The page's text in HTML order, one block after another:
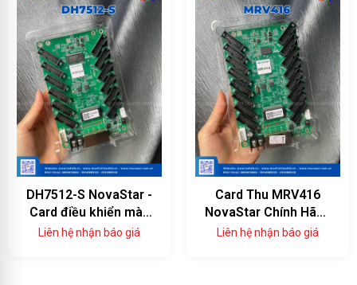
DH7512-S NovaStar -
Card điều khiển màn
hình LED 12 cổng
Liên hệ nhận báo giá
Card Thu MRV416
NovaStar Chính Hãng
— 16 Cổng HUB75E,
Liên hệ nhận báo giá